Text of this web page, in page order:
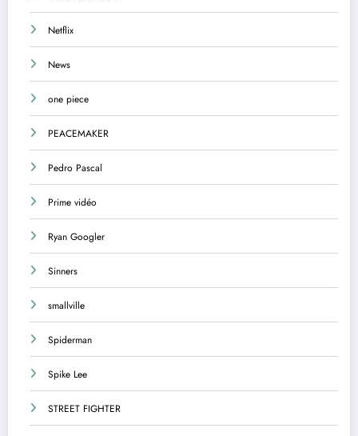
Netflix
News
one piece
PEACEMAKER
Pedro Pascal
Prime vidéo
Ryan Googler
Sinners
smallville
Spiderman
Spike Lee
STREET FIGHTER